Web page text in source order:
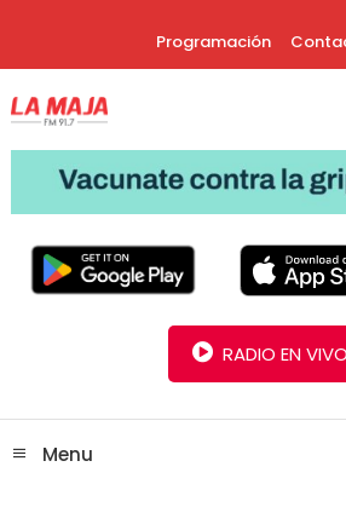
Programación
Radio La Maja
RADIO EN VIVO
Menu